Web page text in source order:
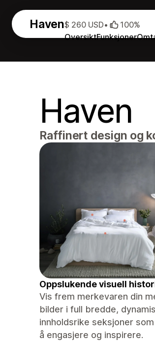
Haven
OversiktFunksjoner
$ 260 USD• 100%
Haven
Raffinert design og
Oppslukende visuell
Vis frem merkevaren din
bilder i full bredde,
innholdsrike seksjoner
å engasjere og inspirere.